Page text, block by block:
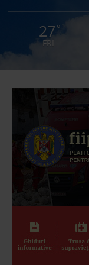
27 °
FRI